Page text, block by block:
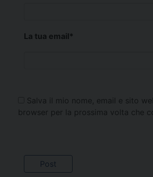
La tua email*
Salva il mio nome, email e sito
browser per la prossima volta che